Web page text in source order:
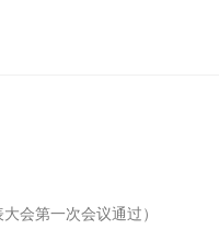
会第一次会议通过）